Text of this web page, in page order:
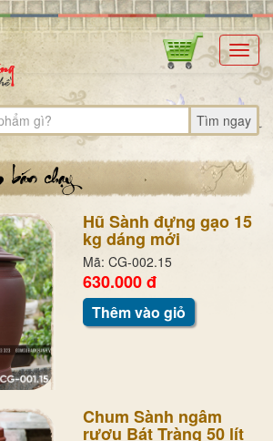
Tìm ngay
Hũ Sành đựng gạo 15
kg dáng mới
Mã: CG-002.15
630.000 đ
Thêm vào giỏ
Chum Sành ngâm
rượu Bát Tràng 50 lít